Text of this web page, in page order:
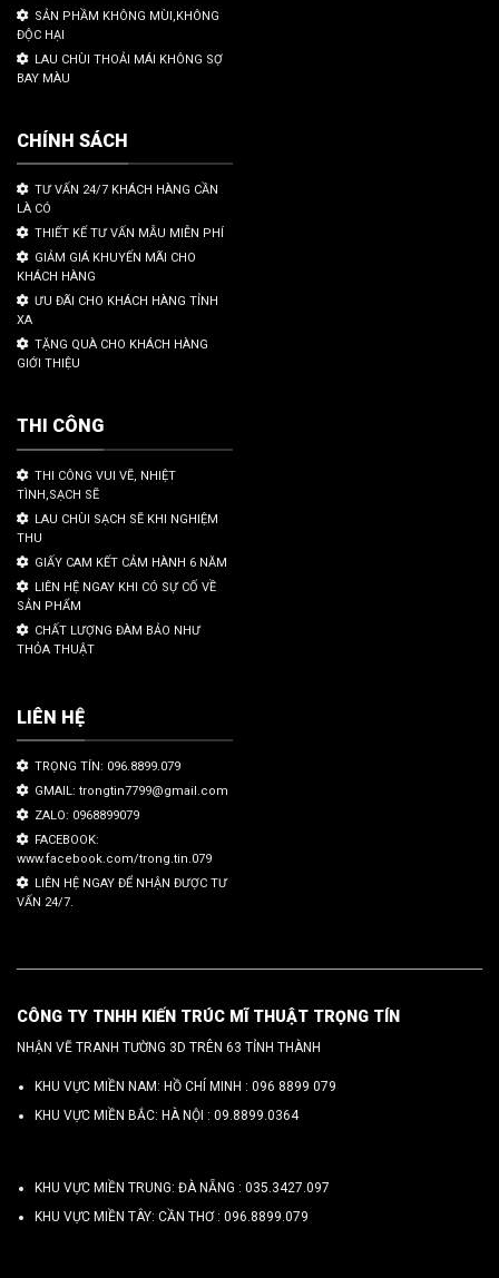
SẢN PHẦM KHÔNG MÙI,KHÔNG
ĐỘC HẠI
LAU CHÙI THOẢI MÁI KHÔNG SỢ
BAY MÀU
CHÍNH SÁCH
TƯ VẤN 24/7 KHÁCH HÀNG CẦN
LÀ CÓ
THIẾT KẾ TƯ VẤN MẪU MIỄN PHÍ
GIẢM GIÁ KHUYẾN MÃI CHO
KHÁCH HÀNG
ƯU ĐÃI CHO KHÁCH HÀNG TỈNH
XA
TẶNG QUÀ CHO KHÁCH HÀNG
GIỚI THIỆU
THI CÔNG
THI CÔNG VUI VẼ, NHIỆT
TÌNH,SẠCH SẼ
LAU CHÙI SẠCH SẼ KHI NGHIỆM
THU
GIẤY CAM KẾT CẢM HÀNH 6 NĂM
LIÊN HỆ NGAY KHI CÓ SỰ CỐ VỀ
SẢN PHẨM
CHẤT LƯỢNG ĐÀM BẢO NHƯ
THỎA THUẬT
LIÊN HỆ
TRỌNG TÍN: 096.8899.079
GMAIL: trongtin7799@gmail.com
ZALO: 0968899079
FACEBOOK:
www.facebook.com/trong.tin.079
LIÊN HỆ NGAY ĐỂ NHẬN ĐƯỢC TƯ
VẤN 24/7.
CÔNG TY TNHH KIẾN TRÚC MĨ THUẬT TRỌNG TÍN
NHẬN VẼ TRANH TƯỜNG 3D TRÊN 63 TỈNH THÀNH
KHU VỰC MIỀN NAM: HỒ CHÍ MINH : 096 8899 079
KHU VỰC MIỀN BẮC: HÀ NỘI : 09.8899.0364
KHU VỰC MIỀN TRUNG: ĐÀ NẴNG : 035.3427.097
KHU VỰC MIỀN TÂY: CẦN THƠ : 096.8899.079